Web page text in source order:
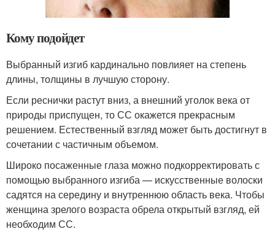
Кому подойдет
Выбранный изгиб кардинально повлияет на степень
длины, толщины в лучшую сторону.
Если реснички растут вниз, а внешний уголок века от
природы приспущен, то СС окажется прекрасным
решением. Естественный взгляд может быть достигнут в
сочетании с частичным объемом.
Широко посаженные глаза можно подкорректировать с
помощью выбранного изгиба — искусственные волоски
садятся на середину и внутреннюю область века. Чтобы
женщина зрелого возраста обрела открытый взгляд, ей
необходим СС.